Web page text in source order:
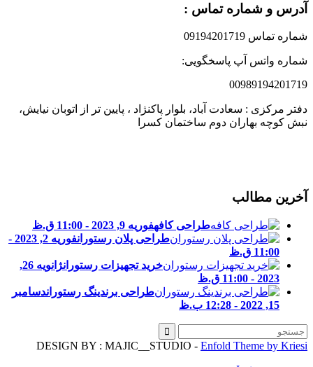
و شماره تماس :
تماس 09194201719
واتس آپ پاسخگویی:
مرکزی : سعادت آباد، بلوار پاکنژاد ، پایین تر از اتوبان نیایش،
کوچه بهاران دوم ساختمان کسرا
مطالب
طراحی کافهفوریه 9, 2023 - 11:00 ق.ظ
طراحی پلان رستوران
فوریه 2, 2023 -
11:00 ق.ظ
خرید تجهیزات رستوران
ژانویه 26,
2023 - 11:00 ق.ظ
طراحی برندینگ رستوران دسامبر
15, 2022 - 12:28 ب.ظ
DESIGN BY : MAJIC__STUDIO -Enfold Theme by